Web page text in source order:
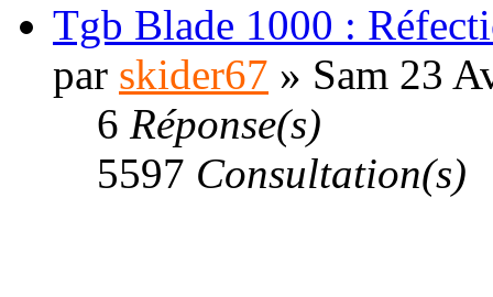
Tgb Blade 1000 :
par skider67 » Sam 23
6 Réponse(s)
5597 Consultation(s)